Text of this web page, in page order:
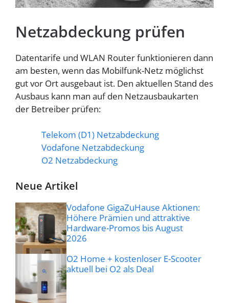
Netzabdeckung prüfen
Datentarife und WLAN Router funktionieren dann
am besten, wenn das Mobilfunk-Netz möglichst
gut vor Ort ausgebaut ist. Den aktuellen Stand des
Ausbaus kann man auf den Netzausbaukarten
der Betreiber prüfen:
Telekom (D1) Netzabdeckung
Vodafone Netzabdeckung
O2 Netzabdeckung
Neue Artikel
Vodafone GigaZuHause Aktionen:
Höhere Prämien und attraktive
Hardware-Promos bis August
2026
O2 Home + kostenloser E-Scooter
aktuell bei O2 als Deal